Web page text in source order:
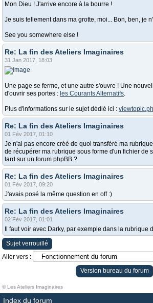
Mon Dieu ! J'arrive encore à la bourre !
Je suis tellement dans ma grotte, moi... Bon, ben, je
See you somewhere else !
Re: La fin des Ateliers Imaginaires
31 Jan 2017, 18:03
Une page se ferme, et une autre s'ouvre ! Une
d'ouvrir ses portes : les Courants Alternatifs.
Plus d'informations sur le sujet dédié ici :
Re: La fin des Ateliers Imaginaires
01 Fév 2017, 01:10
Je n'ai pas encore créé de quoi transféré ma
de récupérer ma rubrique sous forme d'un fichier de
tard sur un forum phpBB ?
Re: La fin des Ateliers Imaginaires
01 Fév 2017, 09:20
J'avais posé la même question en off :)
Re: La fin des Ateliers Imaginaires
02 Fév 2017, 01:01
Il faut voir avec Darky, par exemple dans la rubrique
Sujet verrouillé
Aller vers :
Version bureau du forum
© Les Ateliers Imaginaires
Index du forum